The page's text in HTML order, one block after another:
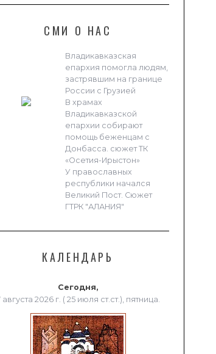
СМИ О НАС
Владикавказская
епархия помогла людям,
застрявшим на границе
России с Грузией
В храмах
Владикавказской
епархии собирают
помощь беженцам с
Донбасса. сюжет ТК
«Осетия-Ирыстон»
У православных
республики начался
Великий Пост. Сюжет
ГТРК "АЛАНИЯ"
КАЛЕНДАРЬ
Сегодня,
августа 2026 г. ( 25 июля ст.ст.), пятница.